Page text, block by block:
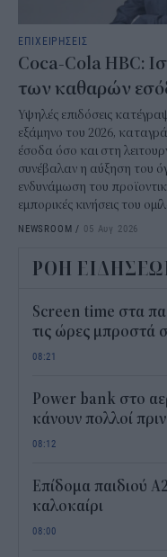
ΕΠΙΧΕΙΡΗΣΕΙΣ
Coca-Cola HBC:
των καθαρών
Υψηλές επιδόσεις
εξάμηνο του 2026,
έσοδα όσο και στη
συνέβαλαν η αύξηση του
ενδυνάμωση του
εμπορικές κινήσεις του
NEWSROOM / 05 Αυγ 2026
ΡΟΗ
Screen time στα
τις ώρες μπροστά
08:21
Power bank στο
κάνουν πολλοί
08:12
Επίδομα παιδιού
καλοκαίρι
08:00